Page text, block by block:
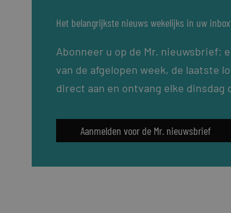
Het belangrijkste nieuws wekelijks in uw
Abonneer u op de Mr. nieuwsbrief:
van de afgelopen week, de laatste
direct aan en ontvang elke dinsdag
Aanmelden voor de Mr. nieuwsbrief